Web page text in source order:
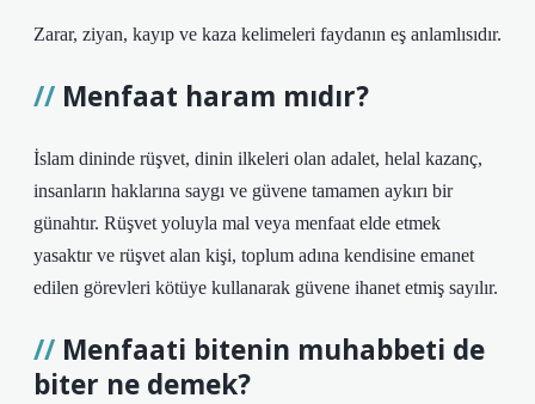
Zarar, ziyan, kayıp ve kaza kelimeleri faydanın eş anlamlısıdır.
Menfaat haram mıdır?
İslam dininde rüşvet, dinin ilkeleri olan adalet, helal kazanç,
insanların haklarına saygı ve güvene tamamen aykırı bir
günahtır. Rüşvet yoluyla mal veya menfaat elde etmek
yasaktır ve rüşvet alan kişi, toplum adına kendisine emanet
edilen görevleri kötüye kullanarak güvene ihanet etmiş sayılır.
Menfaati bitenin muhabbeti de
biter ne demek?